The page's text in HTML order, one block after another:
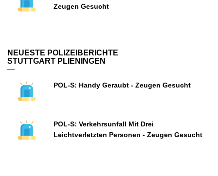
Zeugen Gesucht
NEUESTE POLIZEIBERICHTE
STUTTGART PLIENINGEN
POL-S: Handy Geraubt - Zeugen Gesucht
POL-S: Verkehrsunfall Mit Drei
Leichtverletzten Personen - Zeugen Gesucht